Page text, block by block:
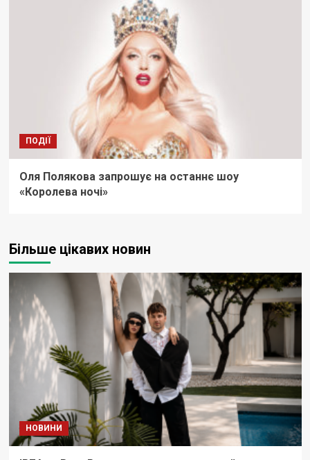
ПОДІЇ
Оля Полякова запрошує на останнє шоу
«Королева ночі»
Більше цікавих новин
НОВИНИ